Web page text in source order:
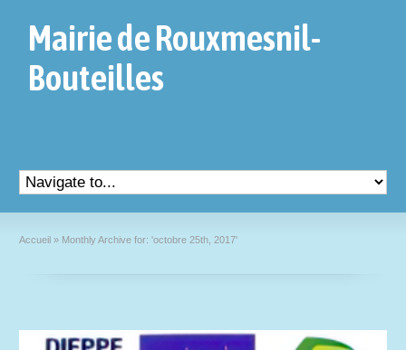
Mairie de Rouxmesnil-
Bouteilles
Accueil » Monthly Archive for: 'octobre 25th, 2017'